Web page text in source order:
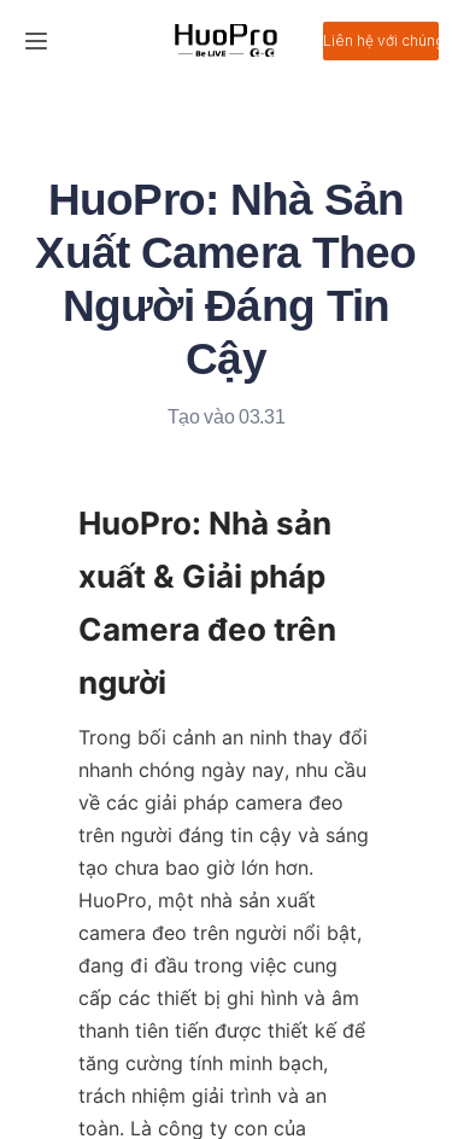
Liên hệ với chúng
HuoPro: Nhà Sản
Xuất Camera Theo
Người Đáng Tin
Cậy
Tạo vào 03.31
HuoPro: Nhà sản
xuất & Giải pháp
Camera đeo trên
Trong bối cảnh an ninh thay đổi
nhanh chóng ngày nay, nhu cầu
về các giải pháp camera đeo
trên người đáng tin cậy và sáng
tạo chưa bao giờ lớn hơn.
HuoPro, một nhà sản xuất
camera đeo trên người nổi bật,
đang đi đầu trong việc cung
cấp các thiết bị ghi hình và âm
thanh tiên tiến được thiết kế để
tăng cường tính minh bạch,
trách nhiệm giải trình và an
toàn. Là công ty con của
Dịch vụ và hỗ trợ